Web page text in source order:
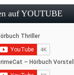
auf YOUTUBE